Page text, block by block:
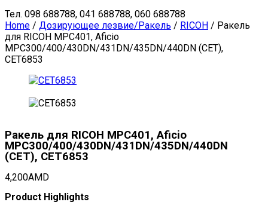
Тел. 098 688788, 041 688788, 060 688788
Home / Дозирующее лезвие/Ракель / RICOH / Ракель
для RICOH MPC401, Aficio
MPC300/400/430DN/431DN/435DN/440DN (CET),
CET6853
Ракель для RICOH MPC401, Aficio
MPC300/400/430DN/431DN/435DN/440DN
(CET), CET6853
4,200AMD
Product Highlights